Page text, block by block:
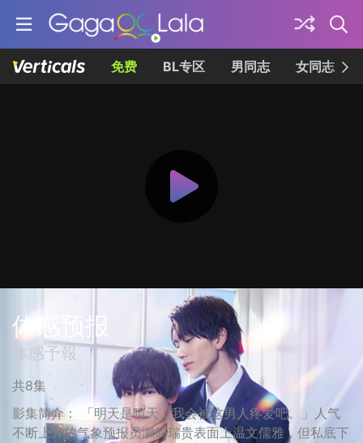
免费 BL专区 男同志 女同志
体感预报
体感予報
共8集
影集简介： 「明天是晴天，我会被这男人疼爱吧。」人气
不断上升的气象预报员濑崎瑞贵表面上温文儒雅，但私底下